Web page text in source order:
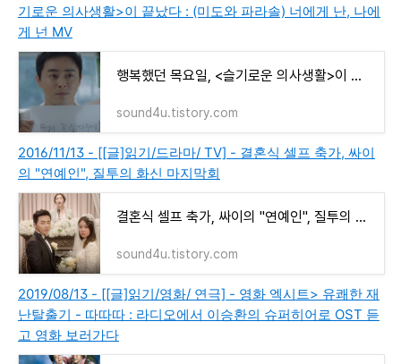
기로운 의사생활>이 끝났다 : (미도와 파라솔) 너에게 난, 나에
게 넌 MV
행복했던 목요일, <슬기로운 의사생활>이 끝났다 : (미도와 파라솔) 너에게 난, 나에게 넌 MV
sound4u.tistory.com
2016/11/13 - [[글]읽기/드라마/ TV] - 결혼식 셀프 축가, 싸이
의 "연예인", 질투의 화신 마지막회
결혼식 셀프 축가, 싸이의 "연예인", 질투의 화신 마지막회
sound4u.tistory.com
2019/08/13 - [[글]읽기/영화/ 연극] - 영화 엑시트> 유쾌한 재
난탈출기 - 따따따 : 라디오에서 이승환의 슈퍼히어로 OST 듣
고 영화 보러가다